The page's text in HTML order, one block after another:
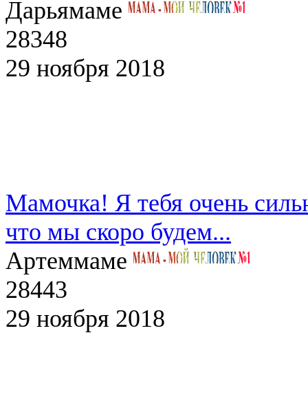
Дарьямаме
28348
29 ноября 2018
Мамочка! Я тебя очень
что мы скоро будем...
Артеммаме
28443
29 ноября 2018